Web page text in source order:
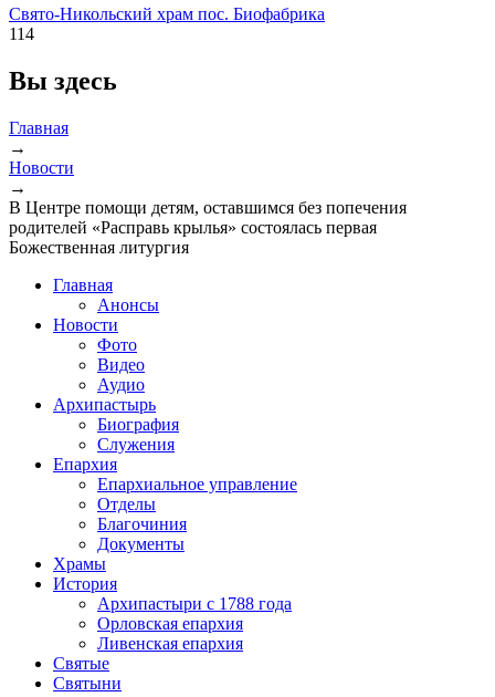
Свято-Никольский храм пос. Биофабрика
114
Вы здесь
Главная
→
Новости
→
В Центре помощи детям, оставшимся без попечения
родителей «Расправь крылья» состоялась первая
Божественная литургия
Главная
Анонсы
Новости
Фото
Видео
Аудио
Архипастырь
Биография
Служения
Епархия
Епархиальное управление
Отделы
Благочиния
Документы
Храмы
История
Архипастыри с 1788 года
Орловская епархия
Ливенская епархия
Святые
Святыни